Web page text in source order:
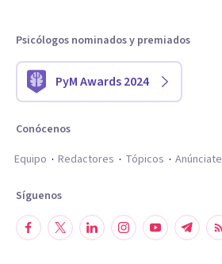
Psicólogos nominados y premiados
PyM Awards 2024
Conócenos
Equipo
Redactores Tópicos Anúnciate
Síguenos